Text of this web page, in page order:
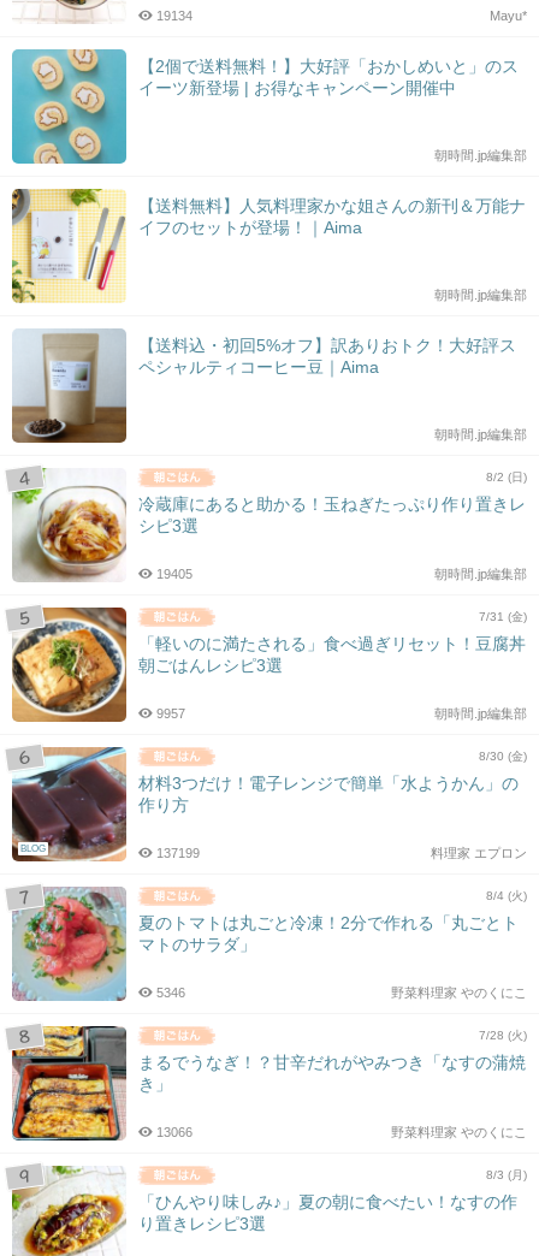
Mayu*
19134
【2個で送料無料！】大好評「おかしめいと」のス
イーツ新登場 | お得なキャンペーン開催中
朝時間.jp編集部
【送料無料】人気料理家かな姐さんの新刊＆万能ナ
イフのセットが登場！｜Aima
朝時間.jp編集部
【送料込・初回5%オフ】訳ありおトク！大好評ス
ペシャルティコーヒー豆｜Aima
朝時間.jp編集部
8/2 (日)
冷蔵庫にあると助かる！玉ねぎたっぷり作り置きレ
シピ3選
朝時間.jp編集部
19405
7/31 (金)
「軽いのに満たされる」食べ過ぎリセット！豆腐丼
朝ごはんレシピ3選
朝時間.jp編集部
9957
BLOG
8/30 (金)
材料3つだけ！電子レンジで簡単「水ようかん」の
作り方
料理家 エプロン
137199
8/4 (火)
夏のトマトは丸ごと冷凍！2分で作れる「丸ごとト
マトのサラダ」
野菜料理家 やのくにこ
5346
7/28 (火)
まるでうなぎ！？甘辛だれがやみつき「なすの蒲焼
き」
野菜料理家 やのくにこ
13066
8/3 (月)
「ひんやり味しみ♪」夏の朝に食べたい！なすの作
り置きレシピ3選